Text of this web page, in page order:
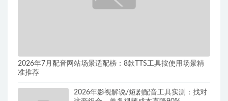
2026年7月配音网站场景适配榜：8款TTS工具按使用场景精
准推荐
2026年影视解说/短剧配音工具实测：找对